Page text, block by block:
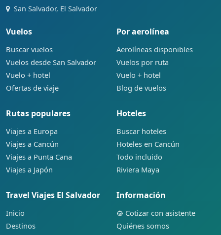
San Salvador, El Salvador
Vuelos
Buscar vuelos
Vuelos desde San Salvador
Vuelo + hotel
Ofertas de viaje
Por aerolínea
Aerolíneas disponibles
Vuelos por ruta
Vuelo + hotel
Blog de vuelos
Rutas populares
Viajes a Europa
Viajes a Cancún
Viajes a Punta Cana
Viajes a Japón
Hoteles
Buscar hoteles
Hoteles en Cancún
Todo incluido
Riviera Maya
Travel Viajes El Salvador
Inicio
Destinos
Información
Cotizar con asistente
Quiénes somos